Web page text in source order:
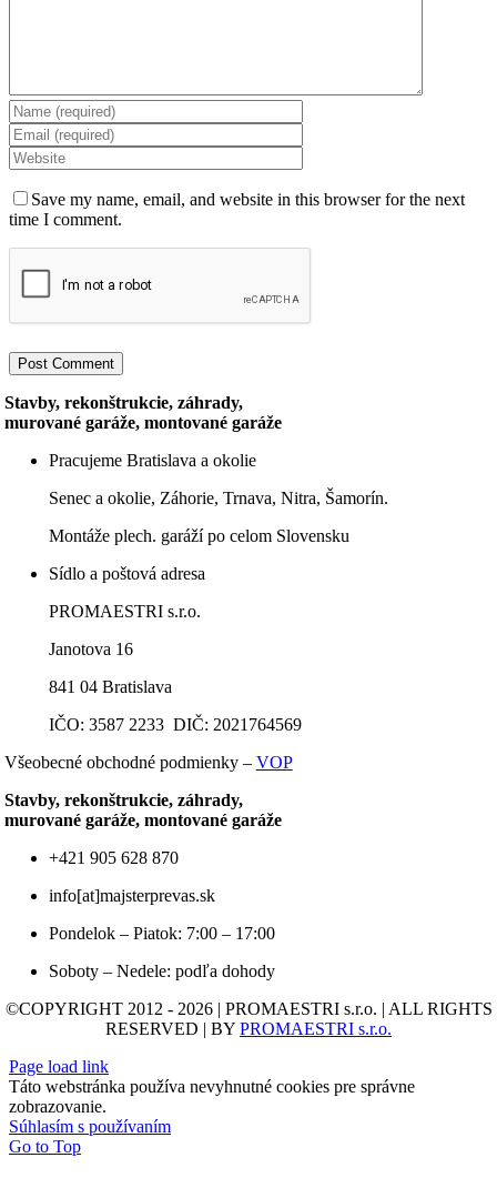
Save my name, email, and website in this browser for the next
time I comment.
Stavby, rekonštrukcie, záhrady,
murované garáže, montované garáže
Pracujeme Bratislava a okolie
Senec a okolie, Záhorie, Trnava, Nitra, Šamorín.
Montáže plech. garáží po celom Slovensku
Sídlo a poštová adresa
PROMAESTRI s.r.o.
Janotova 16
841 04 Bratislava
IČO: 3587 2233 DIČ: 2021764569
Všeobecné obchodné podmienky – VOP
Stavby, rekonštrukcie, záhrady,
murované garáže, montované garáže
+421 905 628 870
info[at]majsterprevas.sk
Pondelok – Piatok: 7:00 – 17:00
Soboty – Nedele: podľa dohody
©COPYRIGHT 2012 - 2026 | PROMAESTRI s.r.o. | ALL RIGHTS
RESERVED | BY PROMAESTRI s.r.o.
Page load link
Táto webstránka používa nevyhnutné cookies pre správne
zobrazovanie.
Súhlasím s používaním
Go to Top